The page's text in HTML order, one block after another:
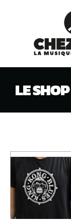
LE SHOP